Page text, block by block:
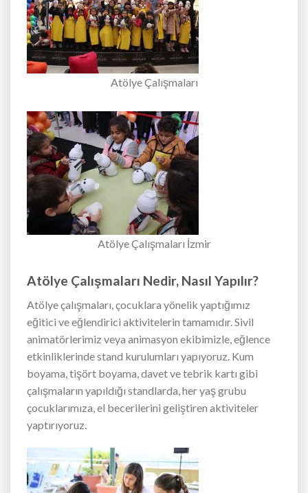
Atölye Çalışmaları
Atölye Çalışmaları İzmir
Atölye Çalışmaları Nedir, Nasıl Yapılır?
Atölye çalışmaları, çocuklara yönelik yaptığımız
eğitici ve eğlendirici aktivitelerin tamamıdır. Sivil
animatörlerimiz veya animasyon ekibimizle, eğlence
etkinliklerinde stand kurulumları yapıyoruz. Kum
boyama, tişört boyama, davet ve tebrik kartı gibi
çalışmaların yapıldığı standlarda, her yaş grubu
çocuklarımıza, el becerilerini geliştiren aktiviteler
yaptırıyoruz.